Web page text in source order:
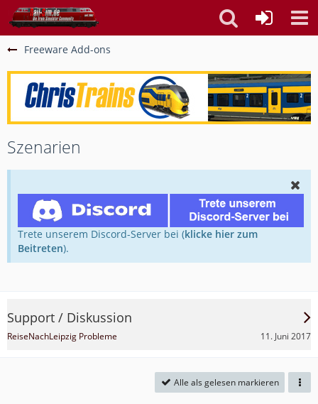
Freeware Add-ons
Szenarien
Trete unserem Discord-Server bei (klicke hier zum
Beitreten).
Support / Diskussion
ReiseNachLeipzig Probleme 11. Juni 2017
Alle als gelesen markieren